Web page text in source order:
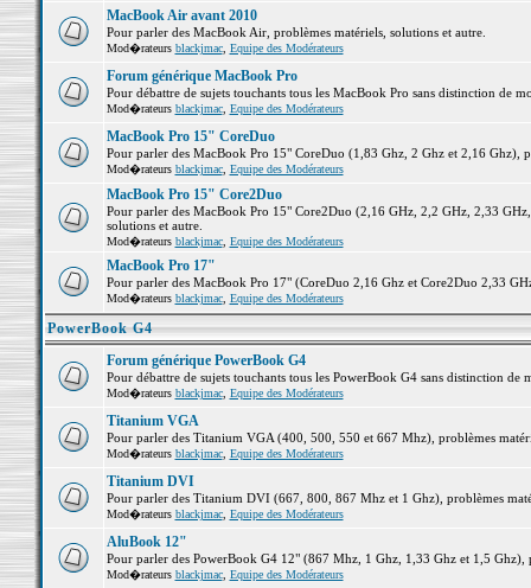
MacBook Air avant 2010
Pour parler des MacBook Air, problèmes matériels, solutions et autre.
Mod�rateurs blackjmac, Equipe des Modérateurs
Forum générique MacBook Pro
Pour débattre de sujets touchants tous les MacBook Pro sans distinction de
Mod�rateurs blackjmac, Equipe des Modérateurs
MacBook Pro 15" CoreDuo
Pour parler des MacBook Pro 15" CoreDuo (1,83 Ghz, 2 Ghz et 2,16 Ghz),
Mod�rateurs blackjmac, Equipe des Modérateurs
MacBook Pro 15" Core2Duo
Pour parler des MacBook Pro 15" Core2Duo (2,16 GHz, 2,2 GHz, 2,33
solutions et autre.
Mod�rateurs blackjmac, Equipe des Modérateurs
MacBook Pro 17"
Pour parler des MacBook Pro 17" (CoreDuo 2,16 Ghz et Core2Duo 2,33
Mod�rateurs blackjmac, Equipe des Modérateurs
PowerBook G4
Forum générique PowerBook G4
Pour débattre de sujets touchants tous les PowerBook G4 sans distinction de
Mod�rateurs blackjmac, Equipe des Modérateurs
Titanium VGA
Pour parler des Titanium VGA (400, 500, 550 et 667 Mhz), problèmes
Mod�rateurs blackjmac, Equipe des Modérateurs
Titanium DVI
Pour parler des Titanium DVI (667, 800, 867 Mhz et 1 Ghz), problèmes
Mod�rateurs blackjmac, Equipe des Modérateurs
AluBook 12"
Pour parler des PowerBook G4 12" (867 Mhz, 1 Ghz, 1,33 Ghz et 1,5 Ghz),
Mod�rateurs blackjmac, Equipe des Modérateurs